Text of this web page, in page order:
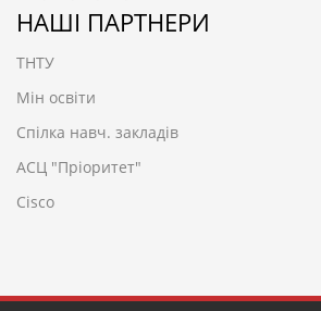
НАШІ ПАРТНЕРИ
ТНТУ
Мін освіти
Спілка навч. закладів
АСЦ "Пріоритет"
Cisco